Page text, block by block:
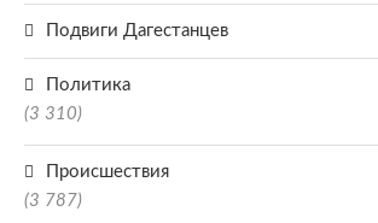
Подвиги Дагестанцев
Политика
(3 310)
Происшествия
(3 787)